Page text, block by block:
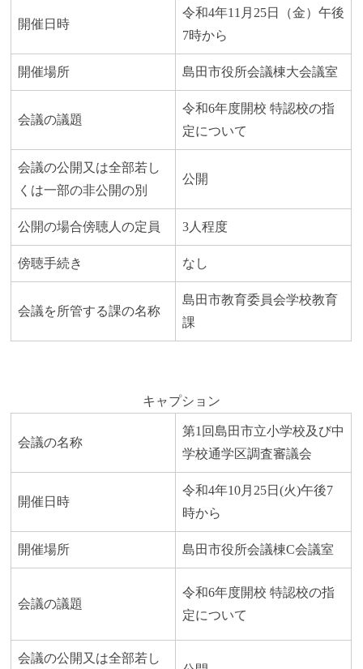
開催日時
令和4年11月25日（金）午後
7時から
開催場所 島田市役所会議棟大会議室
会議の議題
令和6年度開校 特認校の指
定について
会議の公開又は全部若し
くは一部の非公開の別
公開
公開の場合傍聴人の定員 3人程度
傍聴手続き なし
会議を所管する課の名称
島田市教育委員会学校教育
課
キャプション
会議の名称
第1回島田市立小学校及び中
学校通学区調査審議会
開催日時
令和4年10月25日(火)午後7
時から
開催場所 島田市役所会議棟C会議室
会議の議題
令和6年度開校 特認校の指
定について
会議の公開又は全部若し